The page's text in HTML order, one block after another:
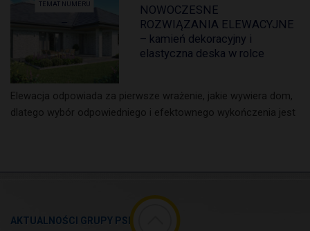
TEMAT NUMERU
NOWOCZESNE
ROZWIĄZANIA ELEWACYJNE
– kamień dekoracyjny i
elastyczna deska w rolce
Elewacja odpowiada za pierwsze wrażenie, jakie wywiera dom,
dlatego wybór odpowiedniego i efektownego wykończenia jest
AKTUALNOŚCI GRUPY PSB